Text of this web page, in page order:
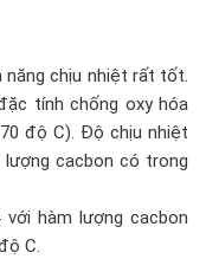
năng chịu nhiệt rất tốt.
tính chống oxy hóa
độ C). Độ chịu nhiệt
cacbon có trong
với hàm lượng cacbon
C.